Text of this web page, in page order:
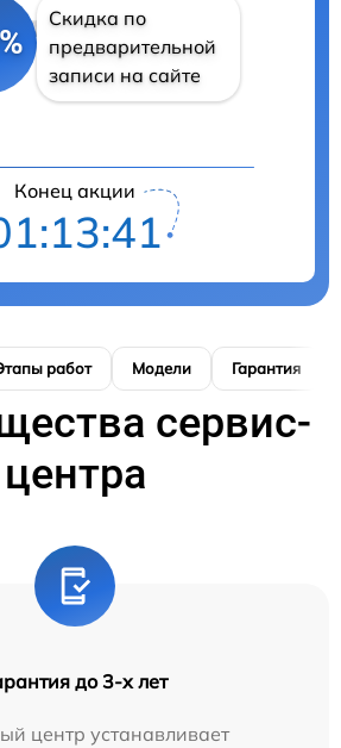
Скидка по
предварительной
записи на сайте
Конец акции
работ Модели Гарантия
сервис-
центра
до 3-х лет
центр устанавливает